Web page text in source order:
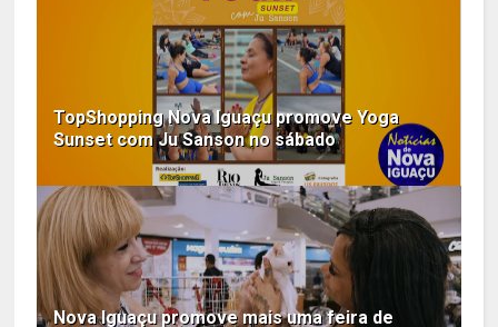
TopShopping Nova Iguaçu promove Yoga
Sunset com Ju Sanson no sábado
Nova Iguaçu promove mais uma feira de